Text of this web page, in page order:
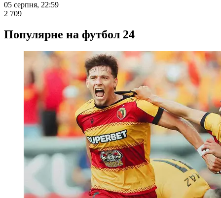
05 серпня, 22:59
2 709
Популярне на футбол 24